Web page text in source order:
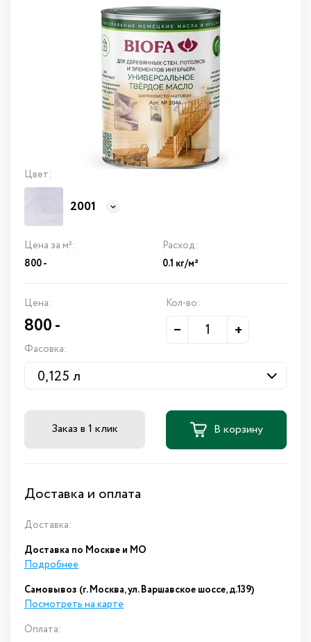
Цвет:
2001
Цена за м²:
800 -
Расход:
0.1 кг/м²
Цена:
800 -
Кол-во:
– +
Фасовка:
Заказ в 1 клик В корзину
Доставка и оплата
Доставка:
Доставка по Москве и МО
Подробнее
Самовывоз (г. Москва, ул. Варшавское шоссе, д.139)
Посмотреть на карте
Оплата: